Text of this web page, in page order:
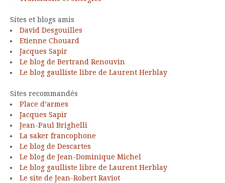
Sites et blogs amis
David Desgouilles
Etienne Chouard
Jacques Sapir
Le blog de Bertrand Renouvin
Le blog gaulliste libre de Laurent Herblay
Sites recommandés
Place d’armes
Jacques Sapir
Jean-Paul Brighelli
La saker francophone
Le blog de Descartes
Le blog de Jean-Dominique Michel
Le blog gaulliste libre de Laurent Herblay
Le site de Jean-Robert Raviot